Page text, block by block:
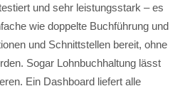
und sehr leistungsstark – es
wie doppelte Buchführung und
und Schnittstellen bereit, ohne
Sogar Lohnbuchhaltung lässt
Ein Dashboard liefert alle